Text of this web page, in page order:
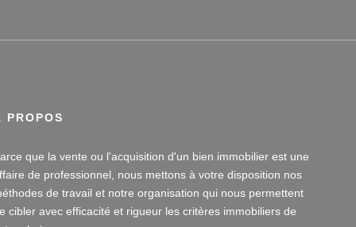
PROPOS
que la vente ou l'acquisition d'un bien immobilier est une
de professionnel, nous mettons à votre disposition nos
de travail et notre organisation qui nous permettent
cibler avec efficacité et rigueur les critères immobiliers de